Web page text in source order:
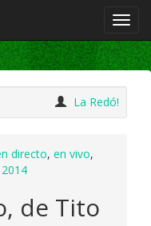
La Redó!
directo, en vivo,
de Tito